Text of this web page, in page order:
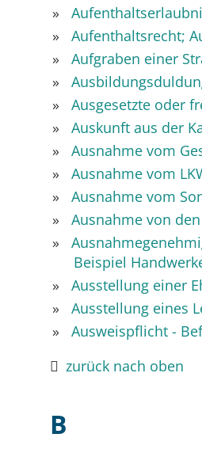
Aufenthaltsrecht;
Aufgraben einer
Ausgesetzte oder
Auskunft aus der
Ausnahme vom
Ausnahme vom
Ausnahme vom
Ausnahme von
Beispiel
Ausstellung einer
Ausstellung eines
Ausweispflicht -
zurück nach oben
B